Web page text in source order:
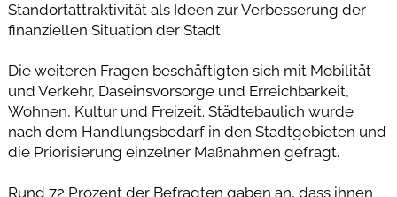
Standortattraktivität als Ideen zur Verbesserung der
finanziellen Situation der Stadt.
Die weiteren Fragen beschäftigten sich mit Mobilität
und Verkehr, Daseinsvorsorge und Erreichbarkeit,
Wohnen, Kultur und Freizeit. Städtebaulich wurde
nach dem Handlungsbedarf in den Stadtgebieten und
die Priorisierung einzelner Maßnahmen gefragt.
Rund 72 Prozent der Befragten gaben an, dass ihnen